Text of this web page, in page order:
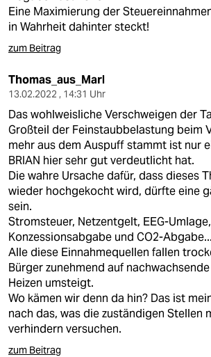
Eine Maximierung der
in Wahrheit dahinter steckt!
zum Beitrag
Thomas_aus_Marl
13.02.2022 , 14:31 Uhr
Das wohlweisliche Verschweigen der
Großteil der Feinstaubbelastung beim
mehr aus dem Auspuff stammt ist nur
BRIAN hier sehr gut verdeutlicht hat.
Die wahre Ursache dafür, dass dieses
wieder hochgekocht wird, dürfte eine
sein.
Stromsteuer, Netzentgelt, EEG-Umlage,
Konzessionsabgabe und CO2-Abgabe...
Alle diese Einnahmequellen fallen
Bürger zunehmend auf
Heizen umsteigt.
Wo kämen wir denn da hin? Das ist
nach das, was die zuständigen Stellen
verhindern versuchen.
zum Beitrag